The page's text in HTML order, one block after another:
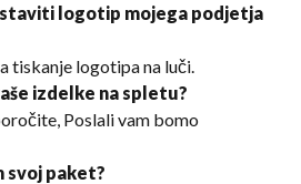
logotip mojega podjetja
tiskanje logotipa na luči.
izdelke na spletu?
Poslali vam bomo
svoj paket?